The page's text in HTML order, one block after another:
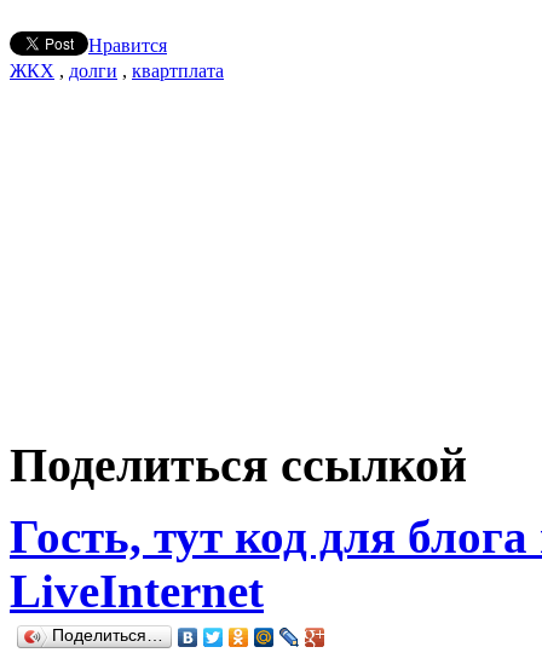
Нравится
ЖКХ , долги , квартплата
Поделиться ссылкой
Гость, тут код для
LiveInternet
Поделиться…